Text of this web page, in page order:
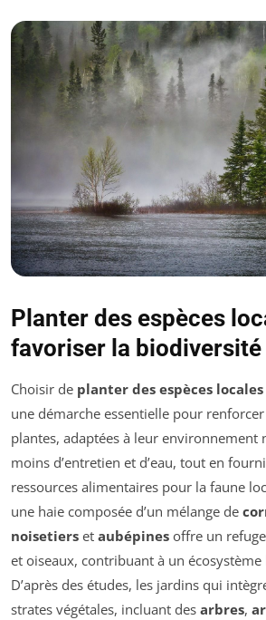
Planter des espèces
favoriser la biodiversité
Choisir de planter des espèces locales
une démarche essentielle pour
plantes, adaptées à leur environnement
moins d’entretien et d’eau, tout en
ressources alimentaires pour la faune
une haie composée d’un mélange de
noisetiers et aubépines offre un
et oiseaux, contribuant à un
D’après des études, les jardins qui
strates végétales, incluant des arbres,